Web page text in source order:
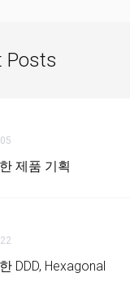
Posts
제품 기획
DDD, Hexagonal